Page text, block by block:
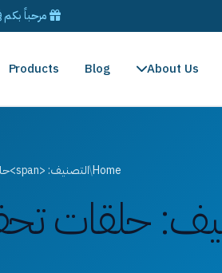
مرحباً بكم
About Us
Blog
Products
Home
/التصنيف: <span>حلقات تحفيظ القرآن عن بعد للنساء</span>
حلقات